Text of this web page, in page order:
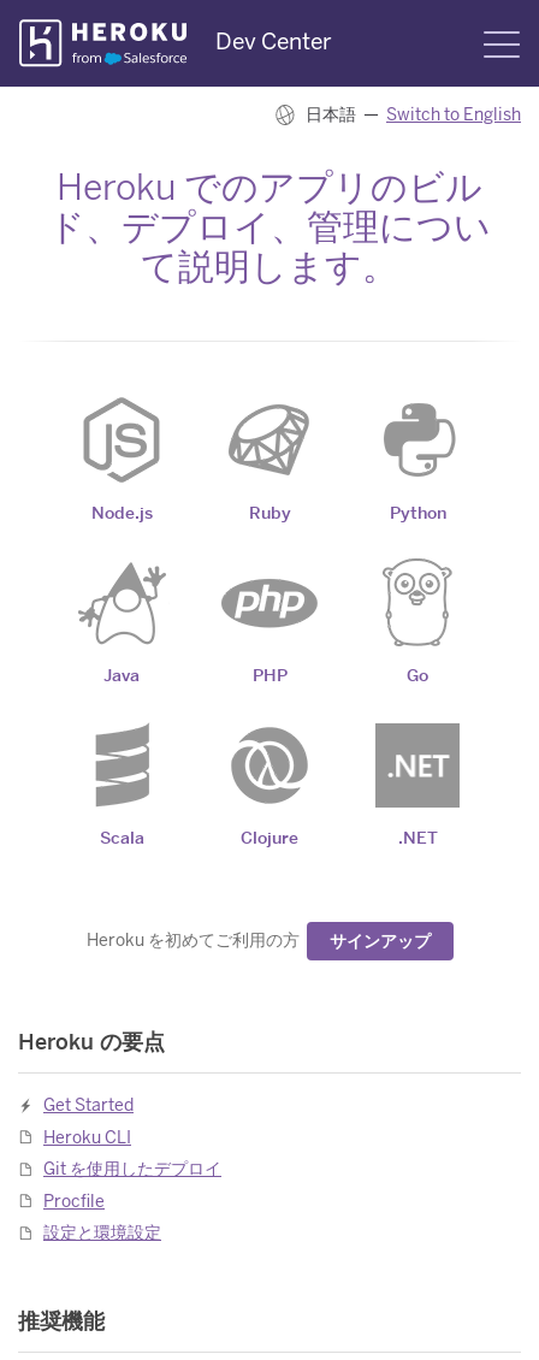
Skip
Navigation
Dev Center
日本語 — Switch to English
Heroku でのアプリのビル
ド、デプロイ、管理につい
て説明します。
Node.js Ruby Python
Java PHP Go
Scala Clojure .NET
Heroku を初めてご利用の方 サインアップ
Heroku の要点
Get Started
Heroku CLI
Git を使用したデプロイ
Procfile
設定と環境設定
推奨機能